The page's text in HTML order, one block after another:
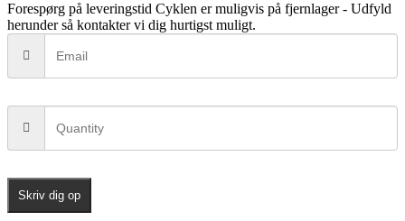
Forespørg på leveringstid Cyklen er muligvis på fjernlager - Udfyld
herunder så kontakter vi dig hurtigst muligt.
Skriv dig op